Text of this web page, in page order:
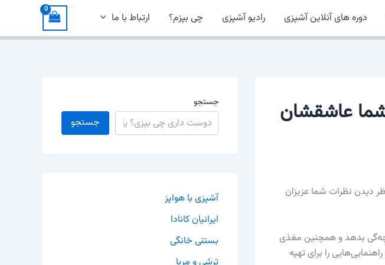
دوره های آنلاین آشپزی رادیو آشپزی چی بپزم؟ ارتباط با ما
کودکان شما عاشقشان
دیدن نظرات شما عزیزان
بدهد و همچنین مغذی
را برای تهیه
جستجو
جستجو
آشپزی با هواپز
ایرانیان کانادا
بستنی خانگی